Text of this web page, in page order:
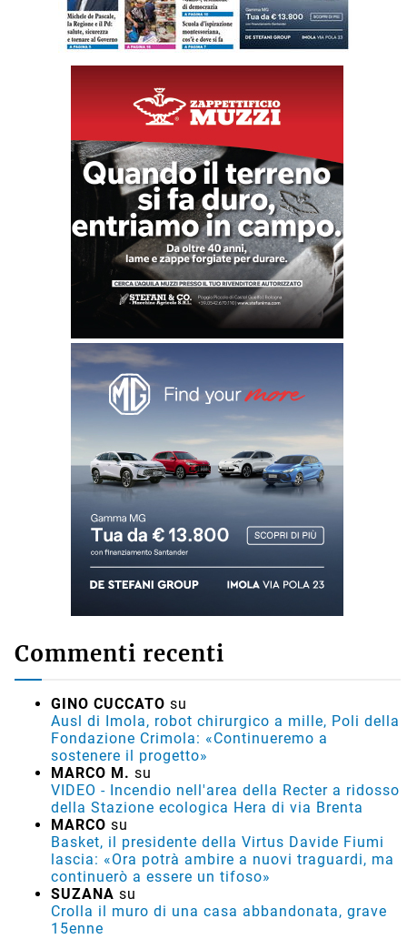
Commenti recenti
GINO CUCCATO su
Ausl di Imola, robot chirurgico a mille, Poli della
Fondazione Crimola: «Continueremo a
sostenere il progetto»
MARCO M. su
VIDEO - Incendio nell'area della Recter a ridosso
della Stazione ecologica Hera di via Brenta
MARCO su
Basket, il presidente della Virtus Davide Fiumi
lascia: «Ora potrà ambire a nuovi traguardi, ma
continuerò a essere un tifoso»
SUZANA su
Crolla il muro di una casa abbandonata, grave
15enne